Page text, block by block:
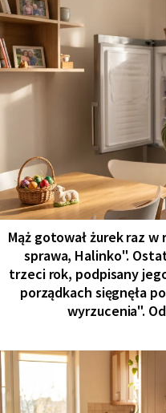
Mąż gotował żurek raz
sprawa, Halinko".
trzeci rok, podpisany
porządkach sięgnęła
wyrzucenia".